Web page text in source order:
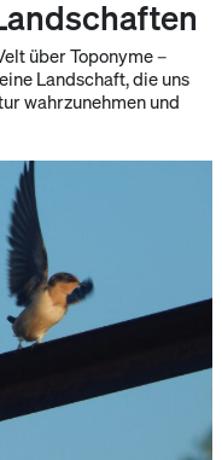
über Toponyme –
Landschaft, die uns
wahrzunehmen und